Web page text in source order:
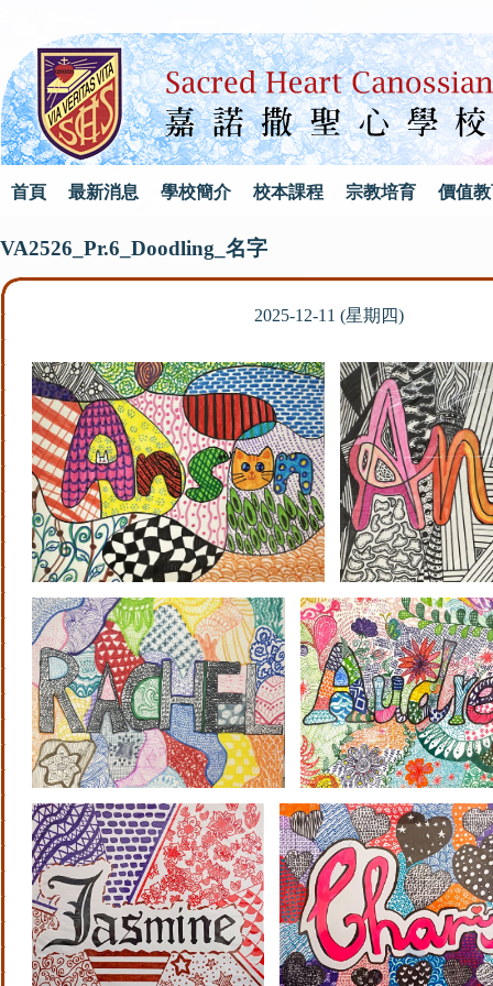
首頁 最新消息 學校簡介 校本課程 宗教培育 價值
VA2526_Pr.6_Doodling_名字
2025-12-11 (星期四)